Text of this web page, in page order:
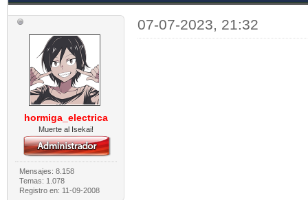
hormiga_electrica
Muerte al Isekai!
Mensajes: 8.158
Temas: 1.078
Registro en: 11-09-2008
07-07-2023, 21:32